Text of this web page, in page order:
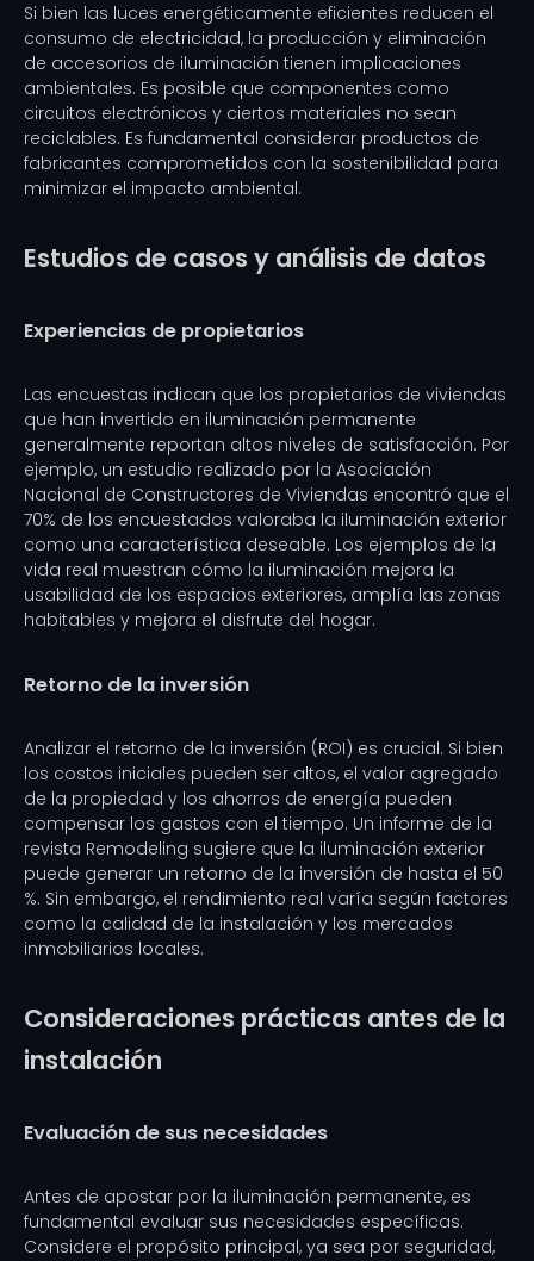
Si bien las luces energéticamente eficientes reducen el
consumo de electricidad, la producción y eliminación
de accesorios de iluminación tienen implicaciones
ambientales. Es posible que componentes como
circuitos electrónicos y ciertos materiales no sean
reciclables. Es fundamental considerar productos de
fabricantes comprometidos con la sostenibilidad para
minimizar el impacto ambiental.
Estudios de casos y análisis de datos
Experiencias de propietarios
Las encuestas indican que los propietarios de viviendas
que han invertido en iluminación permanente
generalmente reportan altos niveles de satisfacción. Por
ejemplo, un estudio realizado por la Asociación
Nacional de Constructores de Viviendas encontró que el
70% de los encuestados valoraba la iluminación exterior
como una característica deseable. Los ejemplos de la
vida real muestran cómo la iluminación mejora la
usabilidad de los espacios exteriores, amplía las zonas
habitables y mejora el disfrute del hogar.
Retorno de la inversión
Analizar el retorno de la inversión (ROI) es crucial. Si bien
los costos iniciales pueden ser altos, el valor agregado
de la propiedad y los ahorros de energía pueden
compensar los gastos con el tiempo. Un informe de la
revista Remodeling sugiere que la iluminación exterior
puede generar un retorno de la inversión de hasta el 50
%. Sin embargo, el rendimiento real varía según factores
como la calidad de la instalación y los mercados
inmobiliarios locales.
Consideraciones prácticas antes de la
instalación
Evaluación de sus necesidades
Antes de apostar por la iluminación permanente, es
fundamental evaluar sus necesidades específicas.
Considere el propósito principal, ya sea por seguridad,